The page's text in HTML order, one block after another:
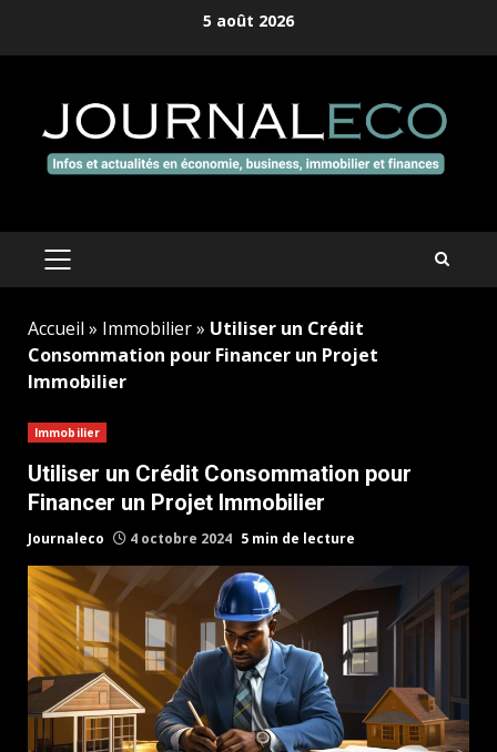
5 août 2026
MENU
PRINCIPAL
Accueil » Immobilier» Utiliser un Crédit
Consommation pour Financer un Projet
Immobilier
Immobilier
Utiliser un Crédit Consommation pour
Financer un Projet Immobilier
Journaleco 4 octobre 2024 5 min de lecture